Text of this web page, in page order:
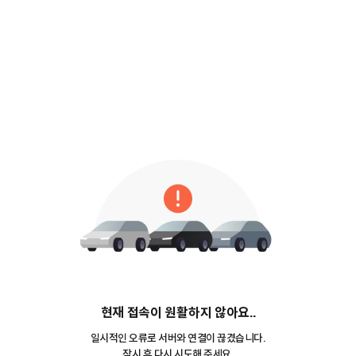
현재 접속이 원활하지 않아요..
일시적인 오류로 서버와 연결이 끊겼습니다.